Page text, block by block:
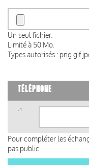
Un seul fichier.
Limité à 50 Mo.
Types autorisés : png gif
TÉLÉPHONE
1)
Pour compléter les
pas public.